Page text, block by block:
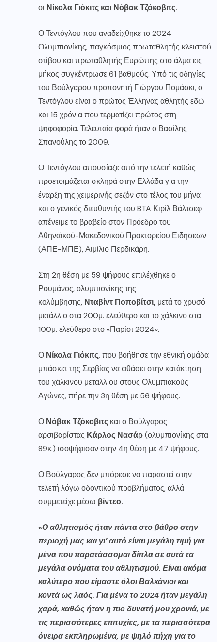
οι Νίκολα Γιόκιτς και Νόβακ Τζόκοβιτς.
Ο Τεντόγλου που αναδείχθηκε το 2024
Ολυμπιονίκης, παγκόσμιος πρωταθλητής κλειστού
στίβου και πρωταθλητής Ευρώπης στο άλμα εις
μήκος συγκέντρωσε 61 βαθμούς. Υπό τις οδηγίες
του Βούλγαρου προπονητή Γιώργου Πομάσκι, ο
Τεντόγλου είναι ο πρώτος Έλληνας αθλητής εδώ
και 15 χρόνια που τερματίζει πρώτος στη
ψηφοφορία. Τελευταία φορά ήταν ο Βασίλης
Σπανούλης το 2009.
Ο Τεντόγλου απουσίαζε από την τελετή καθώς
προετοιμάζεται σκληρά στην Ελλάδα για την
έναρξη της χειμερινής σεζόν στο τέλος του μήνα
και ο γενικός διευθυντής του BTA Κιρίλ Βάλτσεφ
απένειμε το βραβείο στον Πρόεδρο του
Αθηναϊκού-Μακεδονικού Πρακτορείου Ειδήσεων
(ΑΠΕ-ΜΠΕ), Αιμίλιο Περδικάρη.
Στη 2η θέση με 59 ψήφους επιλέχθηκε ο
Ρουμάνος, ολυμπιονίκης της
κολύμβησης, Νταβίντ Ποποβίτσι, μετά το χρυσό
μετάλλιο στα 200μ. ελεύθερο και το χάλκινο στα
100μ. ελεύθερο στο «Παρίσι 2024».
Ο Νίκολα Γιόκιτς,που βοήθησε την εθνική ομάδα
μπάσκετ της Σερβίας να φθάσει στην κατάκτηση
του χάλκινου μεταλλίου στους Ολυμπιακούς
Αγώνες, πήρε την 3η θέση με 56 ψήφους.
Ο Νόβακ Τζόκοβιτς και ο Βούλγαρος
αρσιβαρίστας Κάρλος Νασάρ(ολυμπιονίκης στα
89κ.) ισοψήφισαν στην 4η θέση με 47 ψήφους.
Ο Βούλγαρος δεν μπόρεσε να παραστεί στην
τελετή λόγω οδοντικού προβλήματος, αλλά
συμμετείχε μέσω βίντεο.
«Ο αθλητισμός ήταν πάντα στο βάθρο στην
περιοχή μας και γι’ αυτό είναι μεγάλη τιμή για
μένα που παρατάσσομαι δίπλα σε αυτά τα
μεγάλα ονόματα του αθλητισμού. Είναι ακόμα
καλύτερο που είμαστε όλοι Βαλκάνιοι και
κοντά ως λαός. Για μένα το 2024 ήταν μεγάλη
χαρά, καθώς ήταν η πιο δυνατή μου χρονιά, με
τις περισσότερες επιτυχίες, με τα περισσότερα
όνειρα εκπληρωμένα, με ψηλό πήχη για το